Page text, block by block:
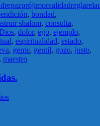
pazprójimorealidadregla
, bondad,
shalom, consulta,
, dolor, ego, ejemplo,
, espiritualidad, estado,
, gente, gentil, gozo, justo,
, maestro